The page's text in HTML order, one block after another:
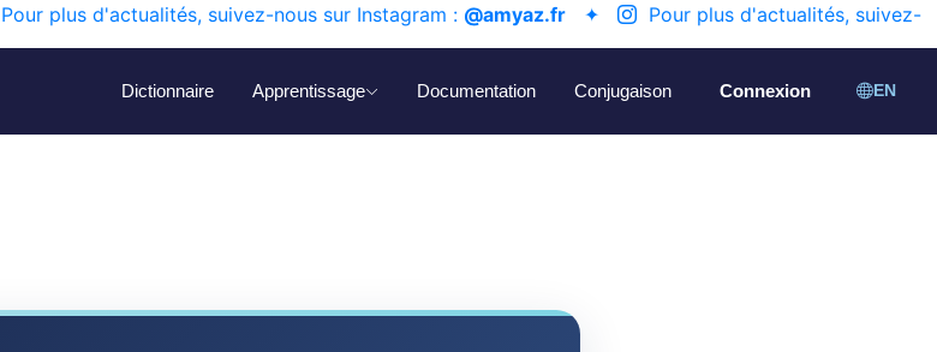
Pour plus d'actualités, suivez-nous sur Instagram : @amyaz.fr ✦
Pour plus d'actualités, suivez-
Dictionnaire Apprentissage Documentation Conjugaison Connexion EN